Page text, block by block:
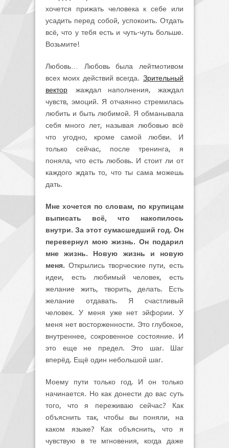
хочется прижать человека к себе или
усадить перед собой, успокоить. Отдать
всё, что у тебя есть и чуть-чуть больше.
Возьмите!
Любовь… Любовь была лейтмотивом
всех моих действий всегда. Зрительный
вектор
жаждал наполнения, жаждал
чувств, эмоций. Я отчаянно стремилась
любить и быть любимой. Я обманывала
себя много лет, называя любовью всё
что угодно, кроме самой любви. И
только сейчас, после тренинга, я
поняла, что есть любовь. И стоит ли от
каждого ждать то, что ты сама можешь
дать.
Мне хочется по словам, по крупицам
выписать всё, что накопилось
внутри. За этот сумасшедший год. Он
перевернул мою жизнь. Он подарил
мне жизнь. Новую жизнь и новую
меня. Открылись творческие пути, есть
идеи, есть любимый человек, есть
желание жить, творить, делать. Есть
желание отдавать. Я счастливый
человек. У меня уже нет эйфории. У
меня нет восторженности. Это глубокое,
внутреннее, сокровенное состояние. И
это еще не предел. Это шаг. Шаг
вперёд. Ещё один небольшой шаг.
Моему пути только год. И он только
начинается. Но как донести до вас суть
того, что я переживаю сейчас? Как
объяснить так, чтобы вы поняли, на
каком языке? Как объяснить, что я
чувствую в те мгновения, когда даже